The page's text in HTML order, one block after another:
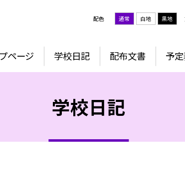
配色 通常 白地 黒地
ページ 学校日記 配布文書 予
学校日記